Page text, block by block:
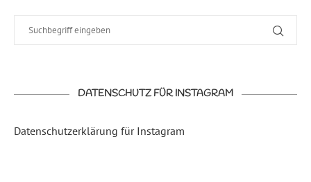
DATENSCHUTZ FÜR INSTAGRAM
Datenschutzerklärung für Instagram